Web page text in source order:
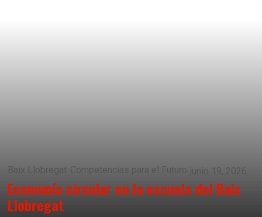
Baix Llobregat Competencias para el Futuro junio 19, 2026
Economía circular en la escuela del Baix
Llobregat